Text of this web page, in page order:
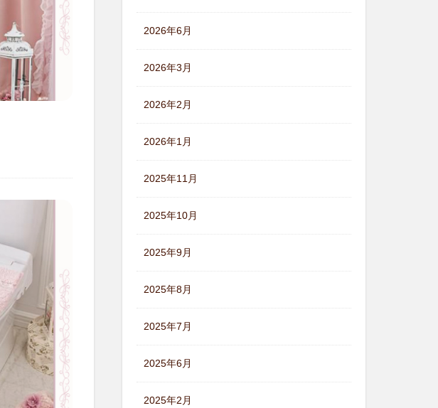
2026年6月
2026年3月
2026年2月
2026年1月
2025年11月
2025年10月
2025年9月
2025年8月
2025年7月
2025年6月
2025年2月